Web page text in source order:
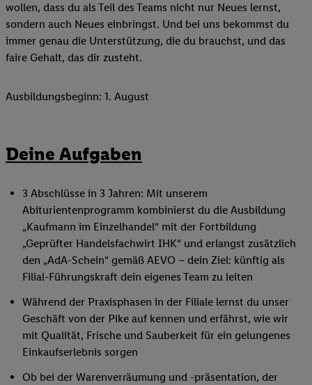
wollen, dass du als Teil des Teams nicht nur Neues lernst,
sondern auch Neues einbringst. Und bei uns bekommst du
immer genau die Unterstützung, die du brauchst, und das
faire Gehalt, das dir zusteht.
Ausbildungsbeginn: 1. August
Deine Aufgaben
3 Abschlüsse in 3 Jahren: Mit unserem
Abiturientenprogramm kombinierst du die Ausbildung
„Kaufmann im Einzelhandel“ mit der Fortbildung
„Geprüfter Handelsfachwirt IHK“ und erlangst zusätzlich
den „AdA-Schein“ gemäß AEVO – dein Ziel: künftig als
Filial-Führungskraft dein eigenes Team zu leiten
Während der Praxisphasen in der Filiale lernst du unser
Geschäft von der Pike auf kennen und erfährst, wie wir
mit Qualität, Frische und Sauberkeit für ein gelungenes
Einkaufserlebnis sorgen
Ob bei der Warenverräumung und -präsentation, der